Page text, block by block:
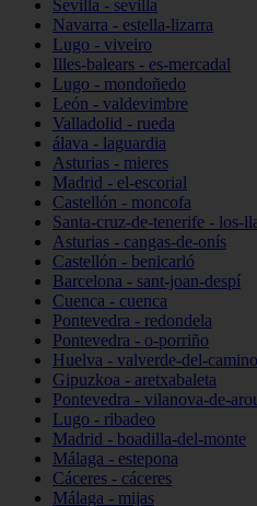
Sevilla - sevilla
Navarra - estella-lizarra
Lugo - viveiro
Illes-balears - es-mercadal
Lugo - mondoñedo
León - valdevimbre
Valladolid - rueda
álava - laguardia
Asturias - mieres
Madrid - el-escorial
Castellón - moncofa
Santa-cruz-de-tenerife - los-
Asturias - cangas-de-onís
Castellón - benicarló
Barcelona - sant-joan-despí
Cuenca - cuenca
Pontevedra - redondela
Pontevedra - o-porriño
Huelva - valverde-del-camino
Gipuzkoa - aretxabaleta
Pontevedra - vilanova-de-
Lugo - ribadeo
Madrid - boadilla-del-monte
Málaga - estepona
Cáceres - cáceres
Málaga - mijas